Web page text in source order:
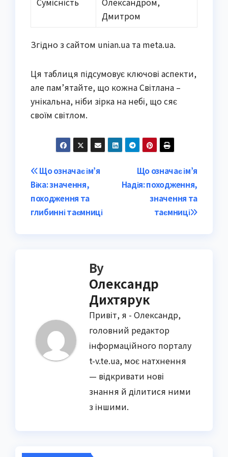
Дмитром
Згідно з сайтом unian.ua та meta.ua.
Ця таблиця підсумовує ключові аспекти,
але пам’ятайте, що кожна Світлана –
унікальна, ніби зірка на небі, що сяє
своїм світлом.
Post
navigation
Що означає ім’я
Надія: походження,
значення та
таємниці
Що означає ім’я
Віка: значення,
походження та
глибинні таємниці
By
Олександр
Дихтярук
Привіт, я - Олександр,
головний редактор
інформаційного порталу
t-v.te.ua, моє натхнення
— відкривати нові
знання й ділитися ними
з іншими.